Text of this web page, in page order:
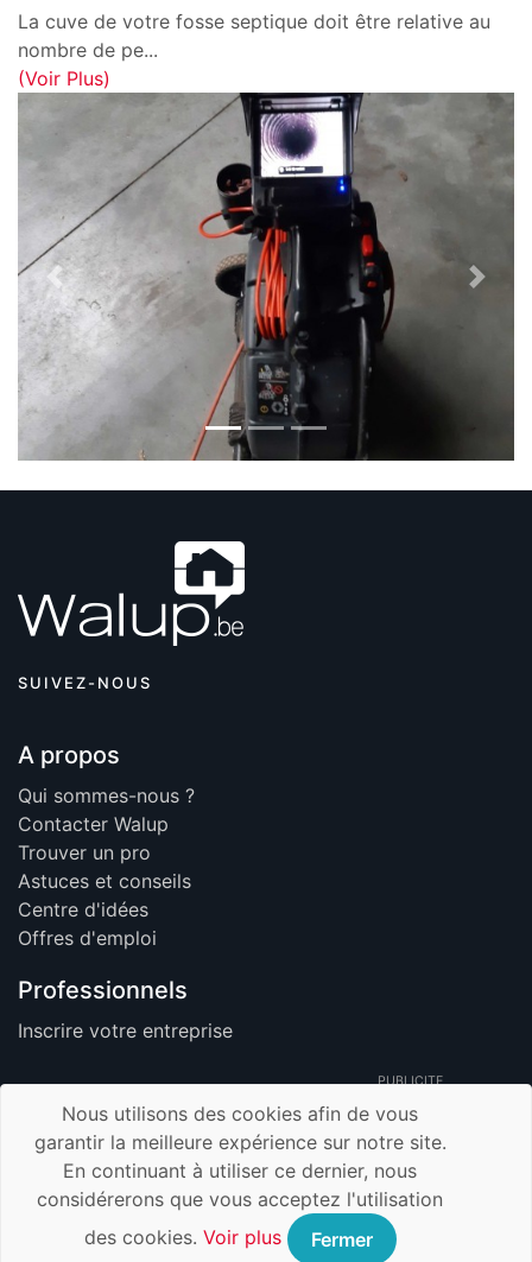
La cuve de votre fosse septique doit être relative au
nombre de pe...
(Voir Plus)
Previous Next
SUIVEZ-NOUS
A propos
Qui sommes-nous ?
Contacter Walup
Trouver un pro
Astuces et conseils
Centre d'idées
Offres d'emploi
Professionnels
Inscrire votre entreprise
PUBLICITE
© 2026 Walup.be - Tous Droits Réservés -
Membre de TrustUp.be
Mentions légales
Nous utilisons des cookies afin de vous
garantir la meilleure expérience sur notre site.
En continuant à utiliser ce dernier, nous
considérerons que vous acceptez l'utilisation
des cookies. Voir plus Fermer